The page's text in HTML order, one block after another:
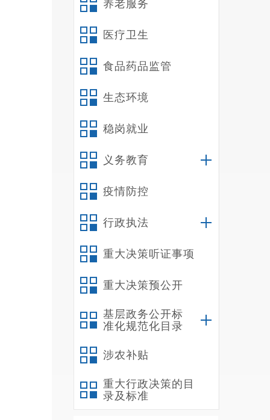
养老服务
医疗卫生
食品药品监管
生态环境
稳岗就业
义务教育
疫情防控
行政执法
重大决策听证事项
重大决策预公开
基层政务公开标
准化规范化目录
涉农补贴
重大行政决策的目
录及标准